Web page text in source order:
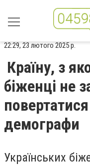
22:29, 23 лютого 2025 р.
Країну, з
біженці не
демографи
Українських